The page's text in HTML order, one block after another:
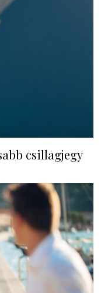
csillagjegy